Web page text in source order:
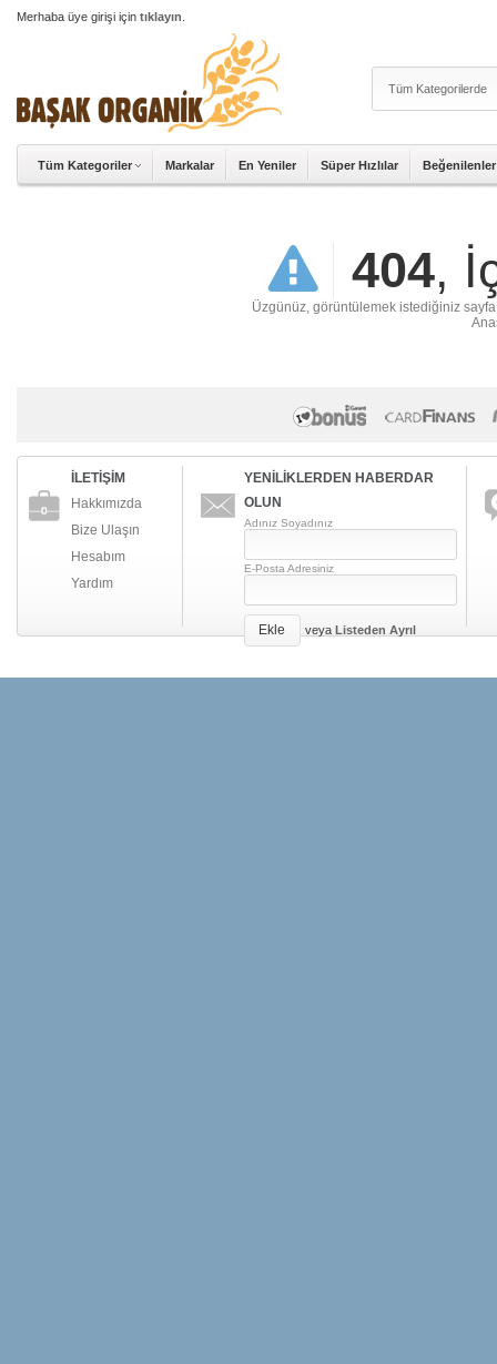
Merhaba üye girişi için tıklayın
Tüm Kategoriler Markalar En Yeniler Süper Hızlılar Beğenilenler
404,
Üzgünüz, görüntülemek istediğiniz
İLETİŞİM
Hakkımızda
Bize Ulaşın
Hesabım
Yardım
YENİLİKLERDEN HABERDAR
OLUN
Adınız Soyadınız
E-Posta Adresiniz
Ekle veya Listeden Ayrıl